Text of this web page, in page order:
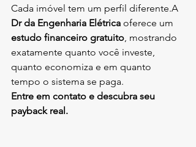
Cada imóvel tem um perfil diferente.A
Dr da Engenharia Elétrica oferece um
estudo financeiro gratuito, mostrando
exatamente quanto você investe,
quanto economiza e em quanto
tempo o sistema se paga.
Entre em contato e descubra seu
payback real.